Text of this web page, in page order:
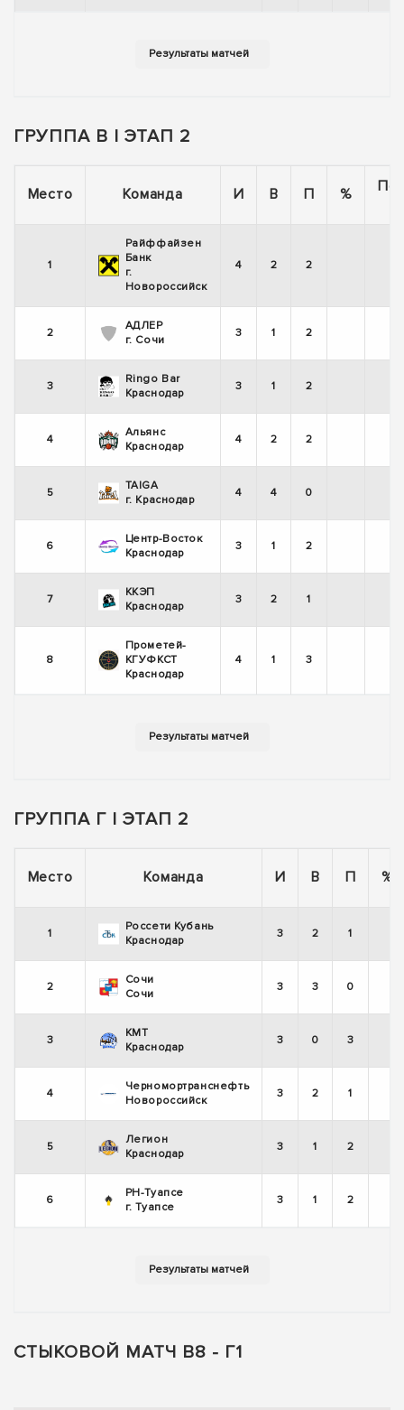
ГРУППА В | ЭТАП 2
Место Команда И В П %
1
Райффайзен
Банк
г.
Новороссийск
4 2 2
2
АДЛЕР
г. Сочи
3 1 2
3
Ringo Bar
Краснодар
3 1 2
4
Альянс
Краснодар
4 2 2
5
TAIGA
г. Краснодар
4 4 0
6
Центр-Восток
Краснодар
3 1 2
7
ККЭП
Краснодар
3 2 1
8
Прометей-
КГУФКСТ
Краснодар
4 1 3
ГРУППА Г | ЭТАП 2
Место Команда И В П %
1
Россети Кубань
Краснодар
3 2 1
2
Сочи
Сочи
3 3 0
3
КМТ
Краснодар
3 0 3
4
Черномортранснефть
Новороссийск
3 2 1
5
Легион
Краснодар
3 1 2
6
РН-Туапсе
г. Туапсе
3 1 2
СТЫКОВОЙ МАТЧ В8 - Г1